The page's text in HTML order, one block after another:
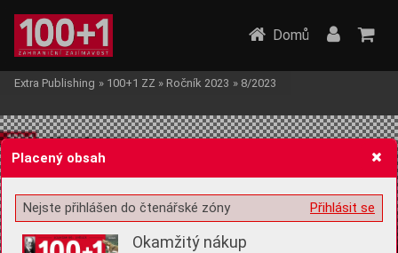
Žádost o souhlas s ukládáním volitelných informací
Domů
Extra Publishing » 100+1 ZZ » Ročník 2023 » 8/2023
Placený obsah
Přihlásit se
Nejste přihlášen do čtenářské zóny
Okamžitý nákup